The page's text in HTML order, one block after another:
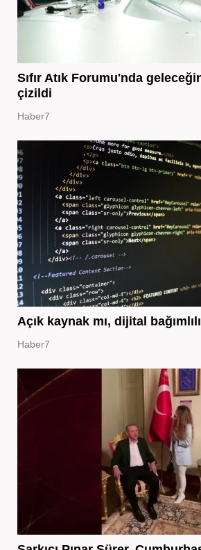
Sıfır Atık Forumu'nda
çizildi
Haber7
Açık kaynak mı, dijital
Haber7